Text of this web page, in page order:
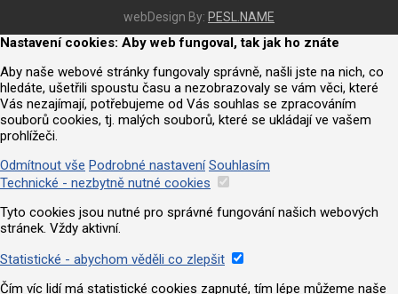
webDesign By: PESL.NAME
Nastavení cookies: Aby web fungoval, tak jak ho znáte
Aby naše webové stránky fungovaly správně, našli jste na nich, co
hledáte, ušetřili spoustu času a nezobrazovaly se vám věci, které
Vás nezajímají, potřebujeme od Vás souhlas se zpracováním
souborů cookies, tj. malých souborů, které se ukládají ve vašem
prohlížeči.
Odmítnout vše Podrobné nastavení Souhlasím
Technické - nezbytně nutné cookies
Tyto cookies jsou nutné pro správné fungování našich webových
stránek. Vždy aktivní.
Statistické - abychom věděli co zlepšit
Čím víc lidí má statistické cookies zapnuté, tím lépe můžeme naše